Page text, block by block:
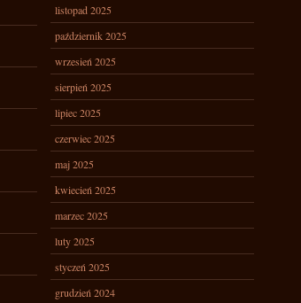
listopad 2025
październik 2025
wrzesień 2025
sierpień 2025
lipiec 2025
czerwiec 2025
maj 2025
kwiecień 2025
marzec 2025
luty 2025
styczeń 2025
grudzień 2024